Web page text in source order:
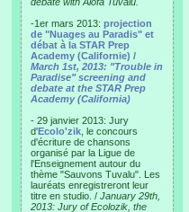
-1er mars 2013: projection
de "Nuages au Paradis" et
débat à la STAR Prep
Academy (Californie) /
March 1st, 2013: "Trouble in
Paradise" screening and
debate at the STAR Prep
Academy (California)
- 29 janvier 2013: Jury
d'Ecolo'zik , le concours
d'écriture de chansons
organisé par la Ligue de
l'Enseignement autour du
thème "Sauvons Tuvalu". Les
lauréats enregistreront leur
titre en studio. / January 29th,
2013: Jury of Ecolozik, the